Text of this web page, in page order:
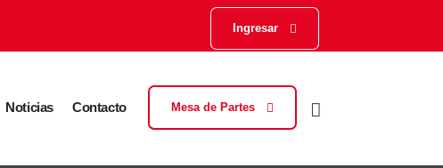
Ingresar
Noticias Contacto Mesa de Partes